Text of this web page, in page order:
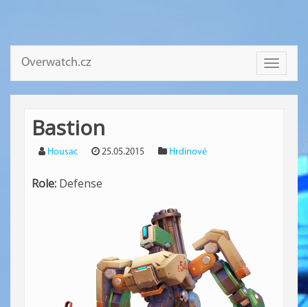
Toggle
Overwatch.cz
Bastion
Housac 25.05.2015 Hrdinové
Role: Defense